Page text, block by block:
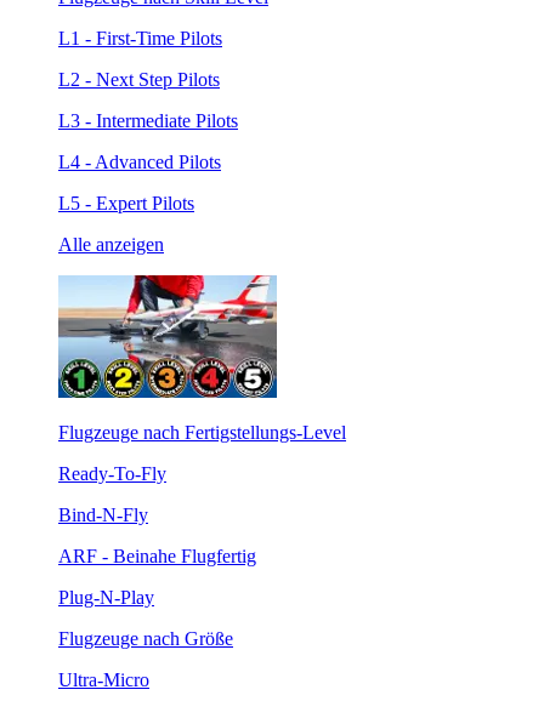
L1 - First-Time Pilots
L2 - Next Step Pilots
L3 - Intermediate Pilots
L4 - Advanced Pilots
L5 - Expert Pilots
Alle anzeigen
Flugzeuge nach Fertigstellungs-Level
Ready-To-Fly
Bind-N-Fly
ARF - Beinahe Flugfertig
Plug-N-Play
Flugzeuge nach Größe
Ultra-Micro